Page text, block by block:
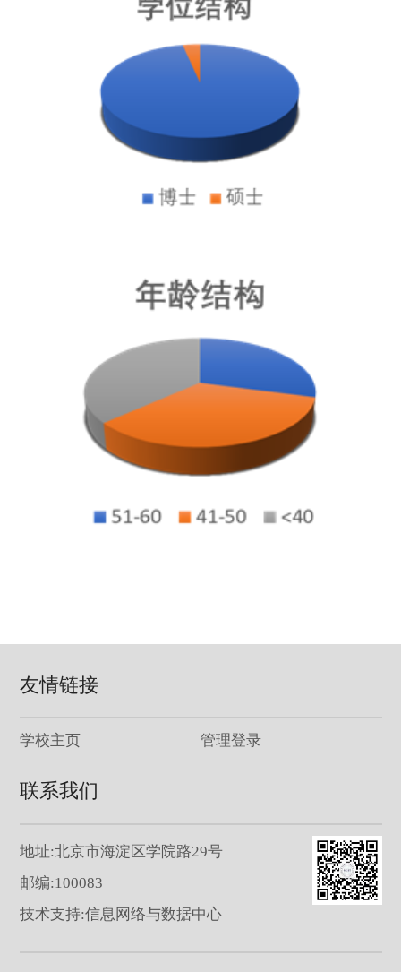
友情链接
学校主页 管理登录
联系我们
地址:北京市海淀区学院路29号
邮编:100083
技术支持:信息网络与数据中心